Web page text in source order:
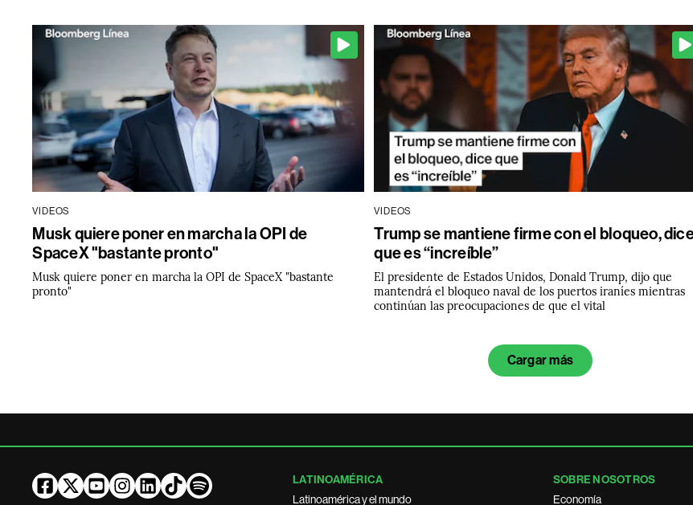
VIDEOS
Musk quiere poner en marcha la OPI de
SpaceX "bastante pronto"
Musk quiere poner en marcha la OPI de SpaceX "bastante
pronto"
VIDEOS
Trump se mantiene firme con el bloqueo,
que es “increíble”
El presidente de Estados Unidos, Donald Trump, dijo que
mantendrá el bloqueo naval de los puertos iraníes mientras
continúan las preocupaciones de que el vital
Cargar más
LATINOAMÉRICA
Latinoamérica y el mundo
SOBRE NOSOTROS
Economía